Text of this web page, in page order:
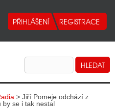
> Jiří Pomeje odchází z
by se i tak nestal